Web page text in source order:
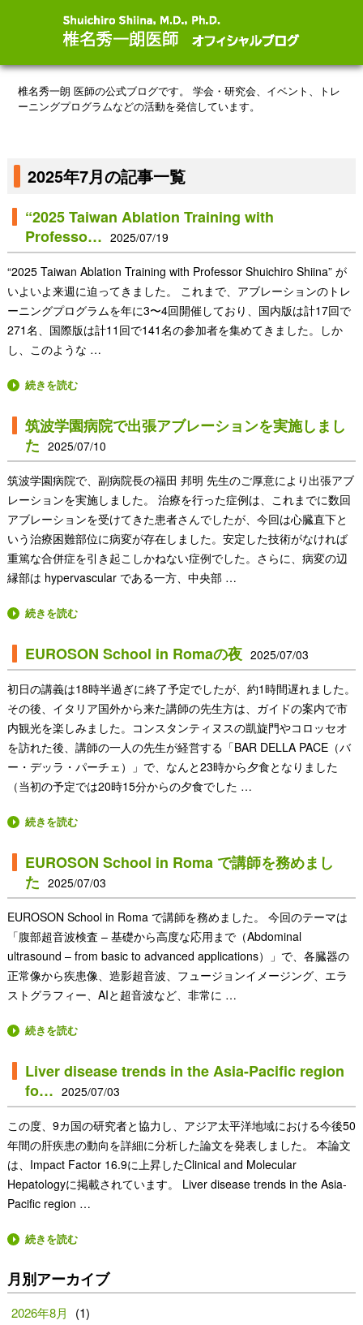
椎名秀一朗 医師の公式ブログです。
学会・研究会、イベント、トレ
ーニングプログラムなどの活動を発信しています。
2025年7月の記事一覧
“2025 Taiwan Ablation Training with
Professo… 2025/07/19
“2025 Taiwan Ablation Training with Professor Shuichiro Shiina” が
いよいよ来週に迫ってきました。 これまで、アブレーションのトレ
ーニングプログラムを年に3〜4回開催しており、国内版は計17回で
271名、国際版は計11回で141名の参加者を集めてきました。しか
し、このような …
続きを読む
筑波学園病院で出張アブレーションを実施しまし
た 2025/07/10
筑波学園病院で、副病院長の福田 邦明 先生のご厚意により出張アブ
レーションを実施しました。 治療を行った症例は、これまでに数回
アブレーションを受けてきた患者さんでしたが、今回は心臓直下と
いう治療困難部位に病変が存在しました。安定した技術がなければ
重篤な合併症を引き起こしかねない症例でした。さらに、病変の辺
縁部は hypervascular である一方、中央部 …
続きを読む
EUROSON School in Romaの夜 2025/07/03
初日の講義は18時半過ぎに終了予定でしたが、約1時間遅れました。
その後、イタリア国外から来た講師の先生方は、ガイドの案内で市
内観光を楽しみました。コンスタンティヌスの凱旋門やコロッセオ
を訪れた後、講師の一人の先生が経営する「BAR DELLA PACE（バ
ー・デッラ・パーチェ）」で、なんと23時から夕食となりました
（当初の予定では20時15分からの夕食でした …
続きを読む
EUROSON School in Roma で講師を務めまし
た 2025/07/03
EUROSON School in Roma で講師を務めました。 今回のテーマは
「腹部超音波検査 – 基礎から高度な応用まで（Abdominal
ultrasound – from basic to advanced applications）」で、各臓器の
正常像から疾患像、造影超音波、フュージョンイメージング、エラ
ストグラフィー、AIと超音波など、非常に …
続きを読む
Liver disease trends in the Asia-Pacific region
fo… 2025/07/03
この度、9カ国の研究者と協力し、アジア太平洋地域における今後50
年間の肝疾患の動向を詳細に分析した論文を発表しました。 本論文
は、Impact Factor 16.9に上昇したClinical and Molecular
Hepatologyに掲載されています。 Liver disease trends in the Asia-
Pacific region …
続きを読む
月別アーカイブ
2026年8月
(1)